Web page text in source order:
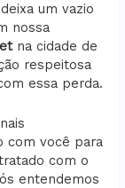
um vazio
nossa
na cidade de
respeitosa
essa perda.
com você para
com o
entendemos